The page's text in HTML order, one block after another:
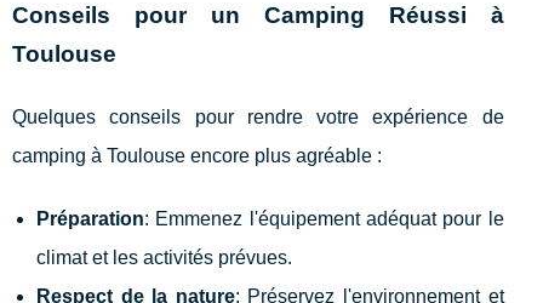
Conseils pour un Camping Réussi à
Toulouse
Quelques conseils pour rendre votre expérience de
camping à Toulouse encore plus agréable :
Préparation: Emmenez l'équipement adéquat pour le
climat et les activités prévues.
Respect de la nature: Préservez l'environnement et